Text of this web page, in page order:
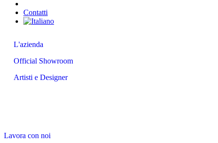
Contatti
L'azienda
Official Showroom
Artisti e Designer
Lavora con noi